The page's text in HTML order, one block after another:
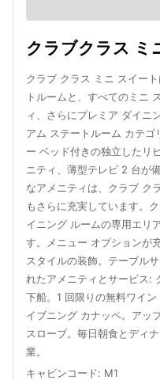
クラブクラス ミ
クラブ クラス ミニ スイー
トルームと、すべてのミニ
ィ、さらにプレミア ダイニ
アム ステートルーム カテ
ー ベッド付きの独立したリ
ニティ、薄型テレビ 2 台が
なアメニティは、クラブ ク
もさらに充実しています。
イニング ルームの専用エリ
す。メニュー オプションが
スタイルの装飾。テーブル
れたアメニティとサービス:
下船。1 回限りの無料ワイ
イブニング カナッペ。アッ
スローブ。毎日朝食とディ
業。
キャビンコード: M1